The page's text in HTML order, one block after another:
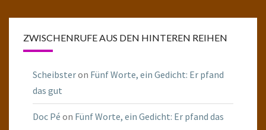
ZWISCHENRUFE AUS DEN HINTEREN REIHEN
Scheibsteron Fünf Worte, ein Gedicht: Er pfand
das gut
Doc Pé on Fünf Worte, ein Gedicht: Er pfand das